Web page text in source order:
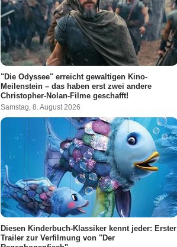
"Die Odyssee" erreicht gewaltigen Kino-
Meilenstein – das haben erst zwei andere
Christopher-Nolan-Filme geschafft!
Samstag, 8. August 2026
Diesen Kinderbuch-Klassiker kennt jeder: Erster
Trailer zur Verfilmung von "Der